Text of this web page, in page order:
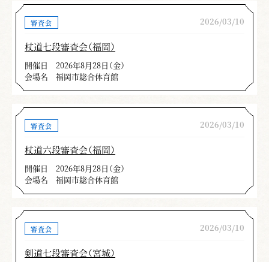
審査会 2026/03/10
杖道七段審査会（福岡）
開催日
2026年8月28日（金）
会場名
福岡市総合体育館
審査会 2026/03/10
杖道六段審査会（福岡）
開催日
2026年8月28日（金）
会場名
福岡市総合体育館
審査会 2026/03/10
剣道七段審査会（宮城）